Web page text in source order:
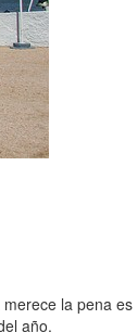
la pena es
año.